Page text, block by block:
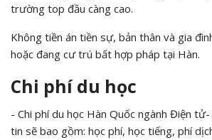
trường top đầu càng cao.
Không tiền án tiền sự, bản thân và gia
hoặc đang cư trú bất hợp pháp tại Hàn.
Chi phí du học
- Chi phí du học Hàn Quốc ngành Điện
tin sẽ bao gồm: học phí, học tiếng, phí